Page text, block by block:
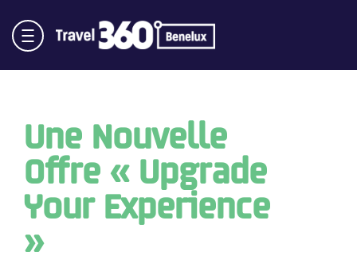
Une Nouvelle
Offre « Upgrade
Your Experience
»